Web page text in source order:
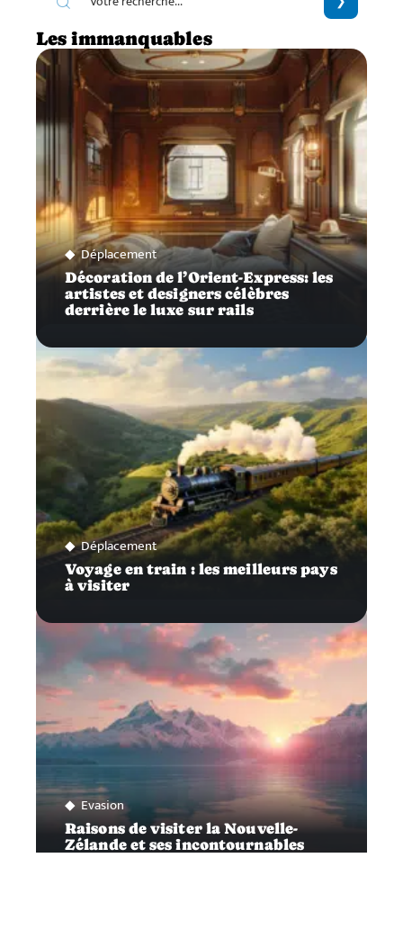
Les immanquables
Déplacement
Décoration de l’Orient-Express: les
artistes et designers célèbres
derrière le luxe sur rails
Déplacement
Voyage en train : les meilleurs pays
à visiter
Evasion
Raisons de visiter la Nouvelle-
Zélande et ses incontournables